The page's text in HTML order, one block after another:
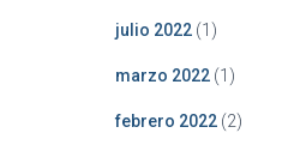
julio 2022(1)
marzo 2022(1)
febrero 2022(2)